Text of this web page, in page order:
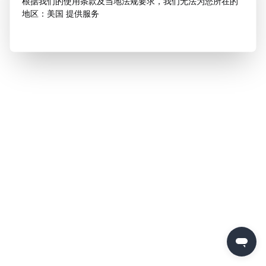
地区：美国 提供服务